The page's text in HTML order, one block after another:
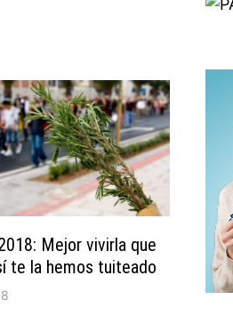
Mejor vivirla que
te la hemos tuiteado